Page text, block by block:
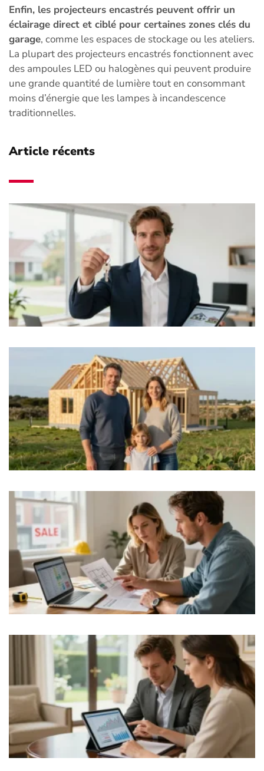
Enfin, les projecteurs encastrés peuvent offrir un
éclairage direct et ciblé pour certaines zones clés du
garage, comme les espaces de stockage ou les ateliers.
La plupart des projecteurs encastrés fonctionnent avec
des ampoules LED ou halogènes qui peuvent produire
une grande quantité de lumière tout en consommant
moins d’énergie que les lampes à incandescence
traditionnelles.
Article récents